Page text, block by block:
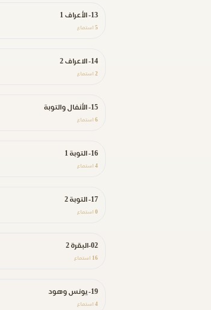
13- الأعراف 1
5 استماع
14- الاعراف 2
2 استماع
15- الأنفال والتوبة
6 استماع
16- التوبة 1
4 استماع
17- التوبة 2
0 استماع
02-البقرة 2
16 استماع
19- يونس وهود
4 استماع